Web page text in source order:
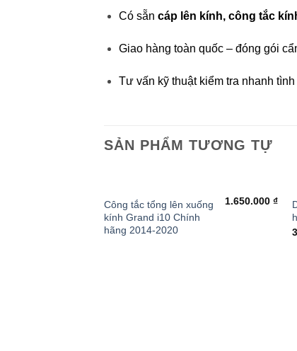
Có sẵn cáp lên kính, công tắc
Giao hàng toàn quốc – đóng gói
Tư vấn kỹ thuật kiểm tra nhanh
SẢN PHẨM TƯƠNG TỰ
Công tắc tổng lên xuống
kính Grand i10 Chính
hãng 2014-2020
1.650.000₫